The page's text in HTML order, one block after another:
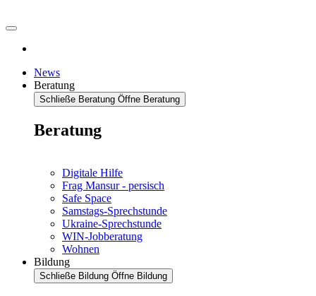
News
Beratung
Schließe Beratung Öffne Beratung
Beratung
Digitale Hilfe
Frag Mansur - persisch
Safe Space
Samstags-Sprechstunde
Ukraine-Sprechstunde
WIN-Jobberatung
Wohnen
Bildung
Schließe Bildung Öffne Bildung